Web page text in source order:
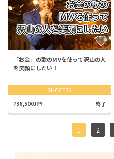
「お金」の歌のMVを使って沢山の人
を笑顔にしたい！
SUCCESS
736,500JPY 終了
1 2